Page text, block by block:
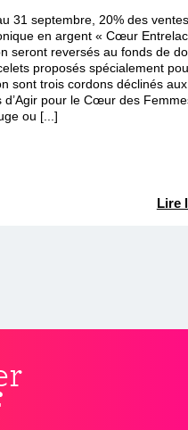
31 septembre, 20% des
en argent « Cœur
seront reversés au fonds de
proposés spécialement
sont trois cordons déclinés aux
d’Agir pour le Cœur des
ou [...]
Lire